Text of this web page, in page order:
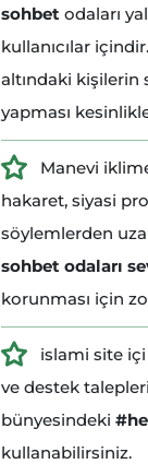
sohbet odaları
kullanıcılar içindir.
altındaki kişilerin
yapması
Manevi
hakaret, siyasi
söylemlerden
sohbet odaları
korunması için
islami site
ve destek
bünyesindeki
kullanabilirsiniz.